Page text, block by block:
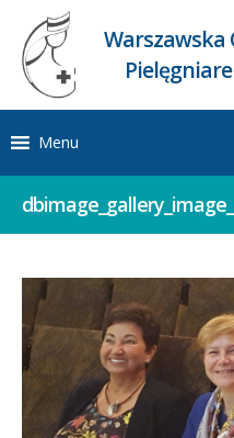
Warszawska
Menu